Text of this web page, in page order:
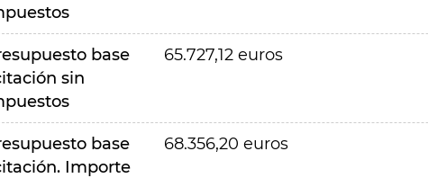
base
sin
65.727,12 euros
base
Importe
68.356,20 euros